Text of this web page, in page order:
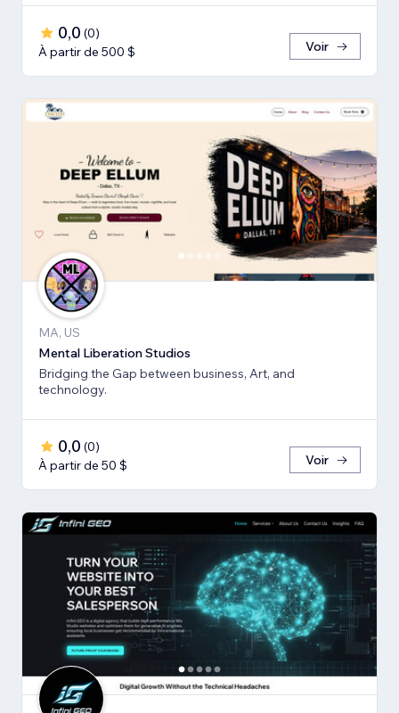
0,0 (0)
À partir de 500 $
Voir
MA, US
Mental Liberation Studios
Bridging the Gap between business, Art, and
technology.
0,0 (0)
À partir de 50 $
Voir